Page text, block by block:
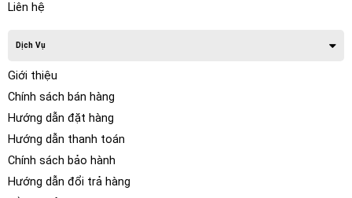
Liên hệ
Dịch Vụ
Giới thiệu
Chính sách bán hàng
Hướng dẫn đặt hàng
Hướng dẫn thanh toán
Chính sách bảo hành
Hướng dẫn đổi trả hàng